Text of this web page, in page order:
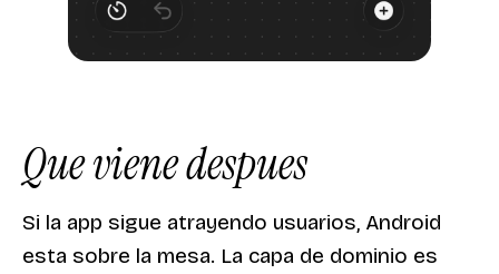
Que viene despues
Si la app sigue atrayendo usuarios, Android
esta sobre la mesa. La capa de dominio es